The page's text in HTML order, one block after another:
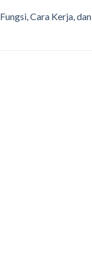
Cara Kerja, dan